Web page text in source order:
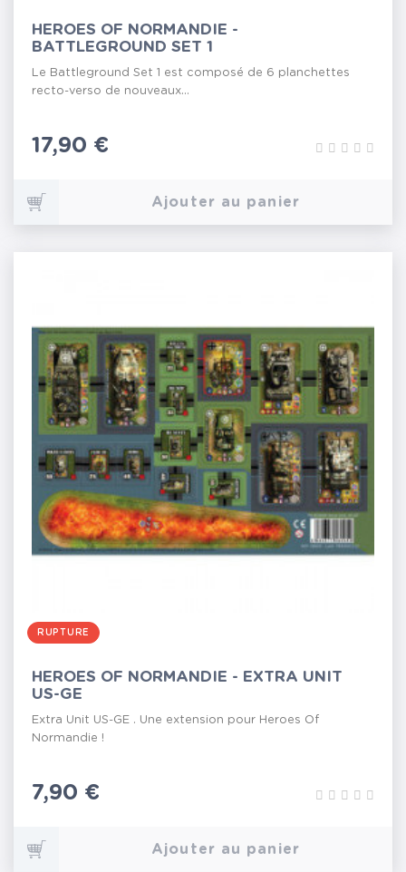
HEROES OF NORMANDIE -
BATTLEGROUND SET 1
Le Battleground Set 1 est composé de 6 planchettes
recto-verso de nouveaux...
Prix
17,90 €
Ajouter au panier
RUPTURE
HEROES OF NORMANDIE - EXTRA UNIT
US-GE
Extra Unit US-GE . Une extension pour Heroes Of
Normandie !
Prix
7,90 €
Ajouter au panier